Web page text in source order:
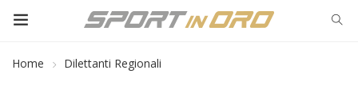
Home Dilettanti Regionali